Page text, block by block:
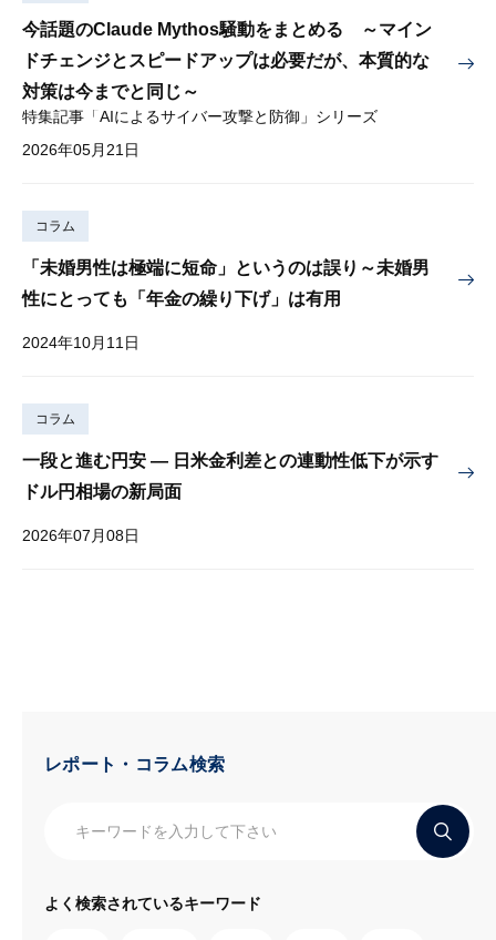
今話題のClaude Mythos騒動をまとめる ～マイン
ドチェンジとスピードアップは必要だが、本質的な
対策は今までと同じ～
特集記事「AIによるサイバー攻撃と防御」シリーズ
2026年05月21日
コラム
「未婚男性は極端に短命」というのは誤り～未婚男
性にとっても「年金の繰り下げ」は有用
2024年10月11日
コラム
一段と進む円安 — 日米金利差との連動性低下が示す
ドル円相場の新局面
2026年07月08日
レポート・コラム検索
よく検索されているキーワード